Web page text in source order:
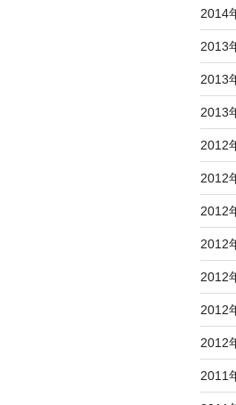
2014
2013
2013
2013
2012
2012
2012
2012
2012
2012
2012
2011